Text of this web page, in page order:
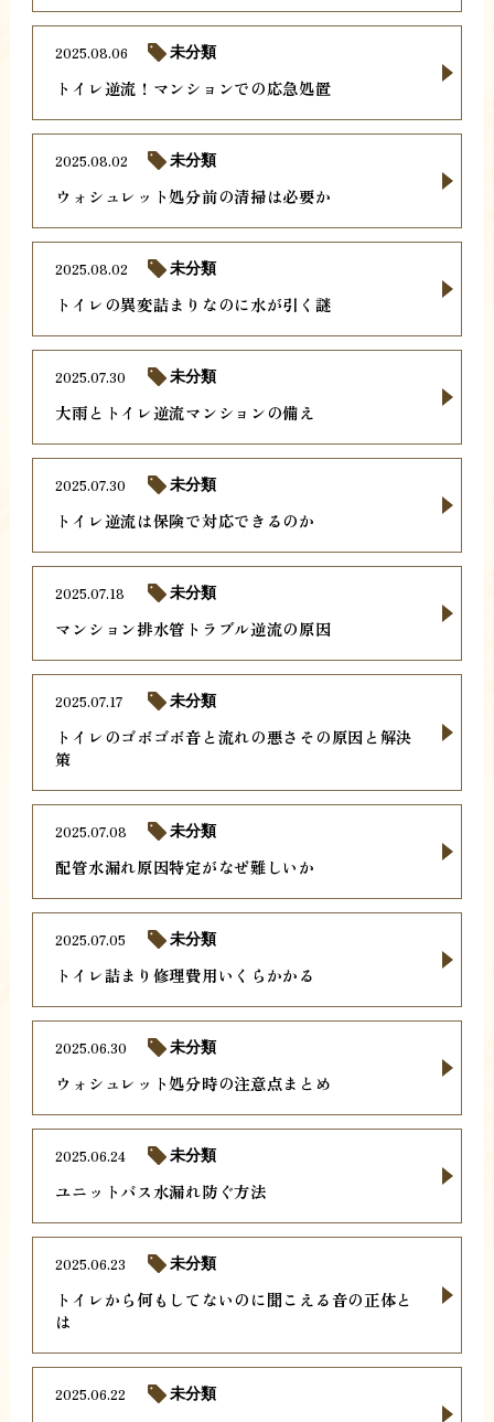
トイレ逆流！マンションでの応急処置
2025.08.06 未分類
ウォシュレット処分前の清掃は必要か
2025.08.02 未分類
トイレの異変詰まりなのに水が引く謎
2025.08.02 未分類
大雨とトイレ逆流マンションの備え
2025.07.30 未分類
トイレ逆流は保険で対応できるのか
2025.07.30 未分類
マンション排水管トラブル逆流の原因
2025.07.18 未分類
トイレのゴボゴボ音と流れの悪さその原因と解決
策
2025.07.17 未分類
配管水漏れ原因特定がなぜ難しいか
2025.07.08 未分類
トイレ詰まり修理費用いくらかかる
2025.07.05 未分類
ウォシュレット処分時の注意点まとめ
2025.06.30 未分類
ユニットバス水漏れ防ぐ方法
2025.06.24 未分類
トイレから何もしてないのに聞こえる音の正体と
は
2025.06.23 未分類
2025.06.22 未分類